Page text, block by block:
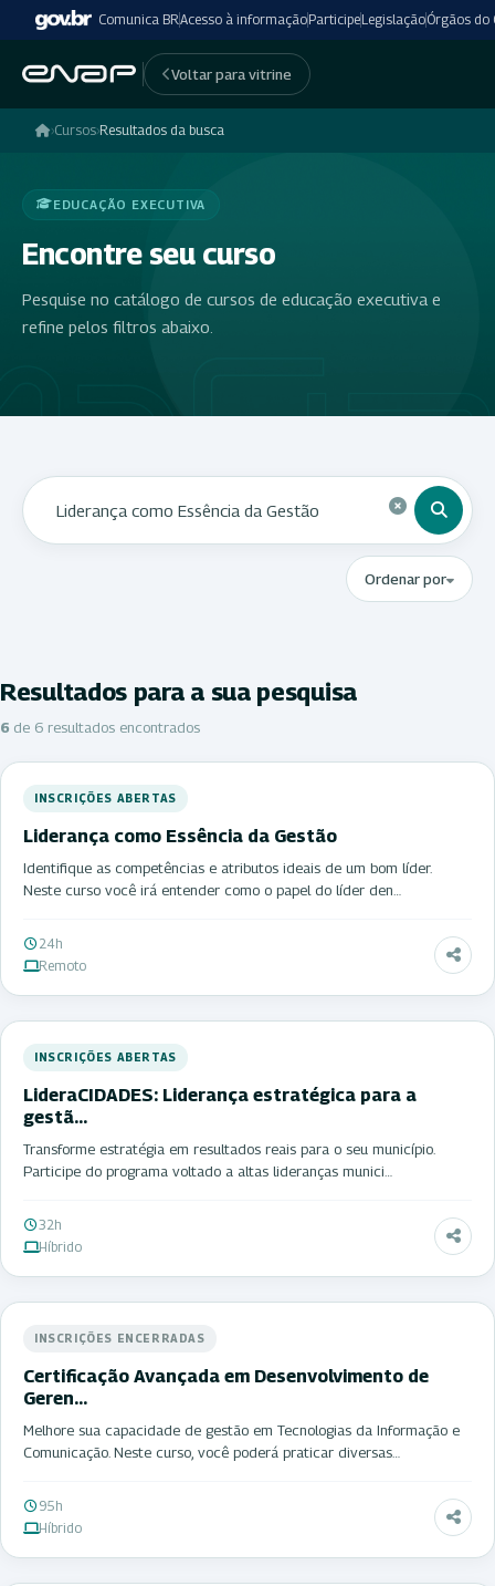
Comunica BRAcesso à informaçãoParticipeLegislaçãoÓrgãos do
Voltar para vitrine
›Cursos›Resultados da busca
EDUCAÇÃO EXECUTIVA
Encontre seu curso
Pesquise no catálogo de cursos de educação executiva e
refine pelos filtros abaixo.
Ordenar por
Resultados para a sua pesquisa
6 de 6 resultados encontrados
INSCRIÇÕES ABERTAS
Liderança como Essência da Gestão
Identifique as competências e atributos ideais de um bom líder.
Neste curso você irá entender como o papel do líder den…
24h
Remoto
INSCRIÇÕES ABERTAS
LideraCIDADES: Liderança estratégica para a
gestã…
Transforme estratégia em resultados reais para o seu município.
Participe do programa voltado a altas lideranças munici…
32h
Híbrido
INSCRIÇÕES ENCERRADAS
Certificação Avançada em Desenvolvimento de
Geren…
Melhore sua capacidade de gestão em Tecnologias da Informação e
Comunicação. Neste curso, você poderá praticar diversas…
95h
Híbrido